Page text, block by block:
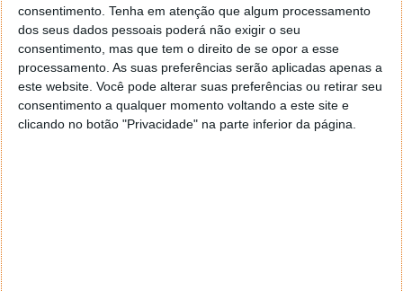
consentimento. Tenha em atenção que algum processamento
dos seus dados pessoais poderá não exigir o seu
consentimento, mas que tem o direito de se opor a esse
processamento. As suas preferências serão aplicadas apenas a
este website. Você pode alterar suas preferências ou retirar seu
consentimento a qualquer momento voltando a este site e
clicando no botão "Privacidade" na parte inferior da página.
Ainda de acordo com Ana Sala, os carros elétricos
serão substituídos por outros modelos com
tecnologias de propulsão diferentes: "Se tiverem de
ser a gasolina, gasóleo ou o que tiver de ser, ou
hidrogénio verde, aquele que existe agora, que está
na moda... não sei, nem conheço, nem compreendo;